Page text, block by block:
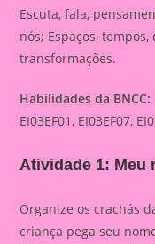
Escuta, fala,
nós; Espaços,
transformações.
Habilidades da BNCC:
EI03EF01, EI03EF07,
Atividade 1: Meu
Organize os crachás
criança pega seu